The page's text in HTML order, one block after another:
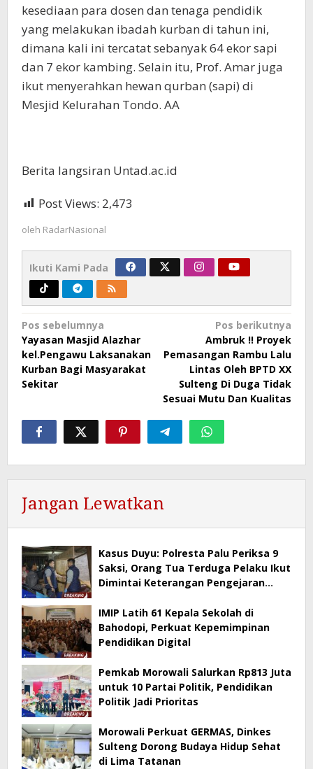
kesediaan para dosen dan tenaga pendidik
yang melakukan ibadah kurban di tahun ini,
dimana kali ini tercatat sebanyak 64 ekor sapi
dan 7 ekor kambing. Selain itu, Prof. Amar juga
ikut menyerahkan hewan qurban (sapi) di
Mesjid Kelurahan Tondo. AA
Berita langsiran Untad.ac.id
Post Views: 2,473
oleh RadarNasional
Ikuti Kami Pada
Navigasi
pos
Pos sebelumnya
Yayasan Masjid Alazhar
kel.Pengawu Laksanakan
Kurban Bagi Masyarakat
Sekitar
Pos berikutnya
Ambruk !! Proyek
Pemasangan Rambu Lalu
Lintas Oleh BPTD XX
Sulteng Di Duga Tidak
Sesuai Mutu Dan Kualitas
Jangan Lewatkan
Kasus Duyu: Polresta Palu Periksa 9
Saksi, Orang Tua Terduga Pelaku Ikut
Dimintai Keterangan Pengejaran
IMIP Latih 61 Kepala Sekolah di
Bahodopi, Perkuat Kepemimpinan
Pendidikan Digital
Pemkab Morowali Salurkan Rp813 Juta
untuk 10 Partai Politik, Pendidikan
Politik Jadi Prioritas
Morowali Perkuat GERMAS, Dinkes
Sulteng Dorong Budaya Hidup Sehat
di Lima Tatanan